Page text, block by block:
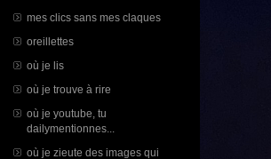
mes clics sans mes claques
oreillettes
où je lis
où je trouve à rire
où je youtube, tu
dailymentionnes...
où je zieute des images qui